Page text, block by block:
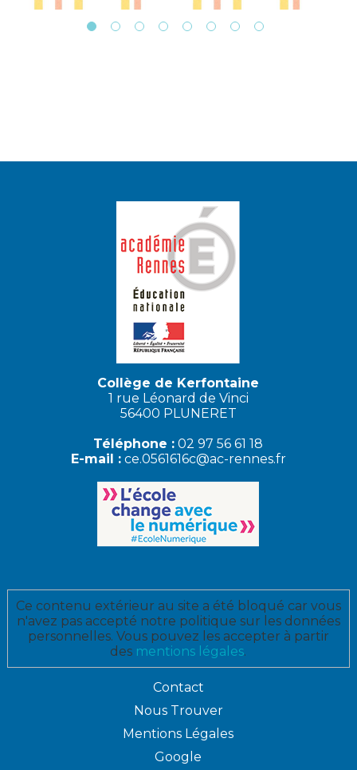
Collège de Kerfontaine
1 rue Léonard de Vinci
56400 PLUNERET
Téléphone : 02 97 56 61 18
E-mail : ce.0561616c@ac-rennes.fr
Ce contenu extérieur au site a été bloqué car vous
n'avez pas accepté notre politique sur les données
personnelles. Vous pouvez les accepter à partir
des mentions légales.
Contact
Nous Trouver
Mentions Légales
Google